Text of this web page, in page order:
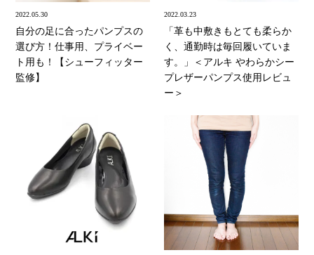
2022.05.30
自分の足に合ったパンプスの
選び方！仕事用、プライベー
ト用も！【シューフィッター
監修】
2022.03.23
「革も中敷きもとても柔らか
く、通勤時は毎回履いていま
す。」＜アルキ やわらかシー
プレザーパンプス使用レビュ
ー＞